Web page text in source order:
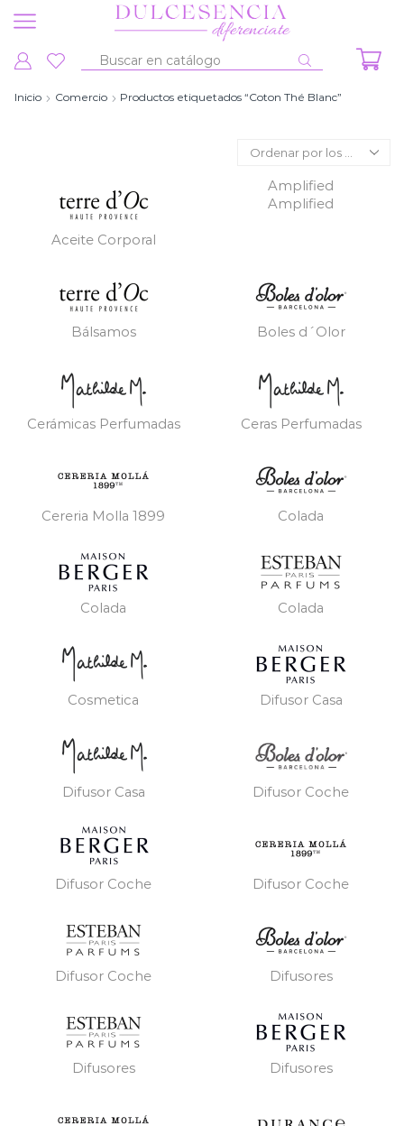
Entrada
búsqueda
Inicio Comercio Productos etiquetados “Coton Thé Blanc”
Aceite Corporal
Amplified
Amplified
Bálsamos Boles d´Olor
Cerámicas Perfumadas Ceras Perfumadas
Cereria Molla 1899 Colada
Colada Colada
Cosmetica Difusor Casa
Difusor Casa Difusor Coche
Difusor Coche Difusor Coche
Difusor Coche Difusores
Difusores Difusores